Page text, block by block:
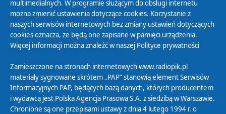
Polityka Prywatności
Zasady korzystania z Serwisu
Organizacje Pożytku Publicznego
Cyfryzacja DAB+
Polityka ochrony danych osobowych
Abonament
Zamówienia publiczne
multimedialnych. W programie służącym do obsługi internetu
można zmienić ustawienia dotyczące cookies. Korzystanie z
naszych serwisów internetowych bez zmiany ustawień dotyczących
cookies oznacza, że będą one zapisane w pamięci urządzenia.
Więcej informacji można znaleźć w naszej Polityce prywatności
Zamieszczone na stronach internetowych www.radiopik.pl
materiały sygnowane skrótem „PAP” stanowią element Serwisów
Informacyjnych PAP, będących bazą danych, których producentem
i wydawcą jest Polska Agencja Prasowa S.A. z siedzibą w Warszawie.
Chronione są one przepisami ustawy z dnia 4 lutego 1994 r. o